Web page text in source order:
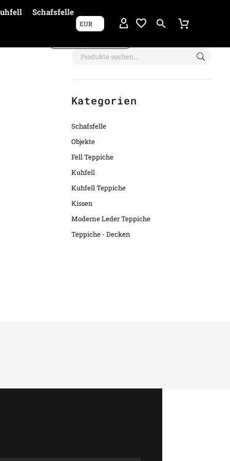
Schafsfelle
EUR
Kategorien
Schafsfelle
Objekte
Fell Teppiche
Kuhfell
Kuhfell Teppiche
Kissen
Moderne Leder Teppiche
Teppiche - Decken